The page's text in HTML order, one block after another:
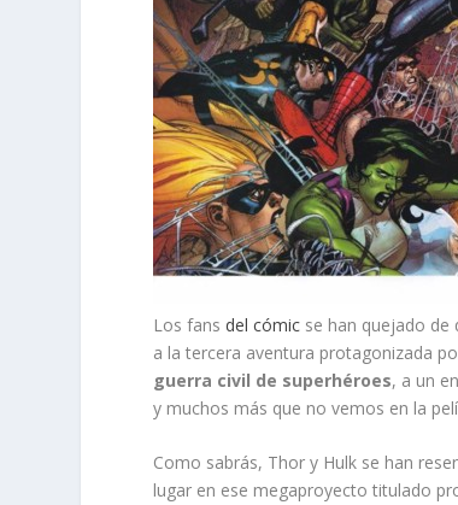
Los fans del cómic se han quejado de
a la tercera aventura protagonizada
guerra civil de superhéroes, a un
y muchos más que no vemos en la
Como sabrás, Thor y Hulk se han
lugar en ese megaproyecto titulado